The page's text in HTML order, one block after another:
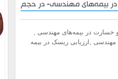
در بیمه‌های مهندسی- در حجم
و خسارت در بیمه‌های مهندسی ,
مهندسی ,ارزیابی ریسک در بیمه